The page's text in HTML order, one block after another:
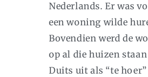
Nederlands. Er was
een woning wilde
Bovendien werd de
op al die huizen
Duits uit als “te